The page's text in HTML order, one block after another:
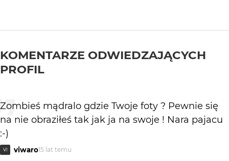
KOMENTARZE ODWIEDZAJĄCYCH
PROFIL
Zombieś mądralo gdzie Twoje foty ? Pewnie się
na nie obraziłeś tak jak ja na swoje ! Nara pajacu
:-)
VI viwaro15 lat temu